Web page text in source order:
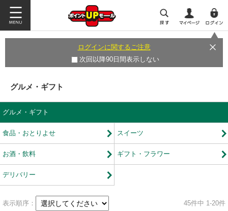
ログインに関するご注意
次回以降90日間表示しない
グルメ・ギフト
グルメ・ギフト
食品・おとりよせ スイーツ
お酒・飲料 ギフト・フラワー
デリバリー
表示順序： 45件中 1-20件